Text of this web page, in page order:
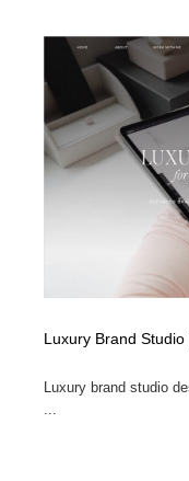
Luxury Brand
Luxury brand studio
...